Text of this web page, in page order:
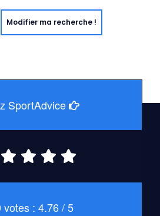
Modifier ma recherche !
SportAdvice
votes : 4.76 / 5